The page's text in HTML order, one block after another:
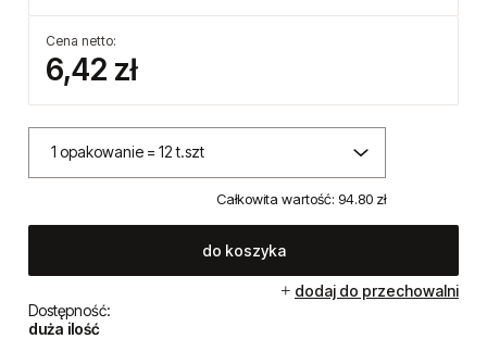
Cena netto:
6,42 zł
Całkowita wartość: 94.80 zł
do koszyka
dodaj do przechowalni
Dostępność:
duża ilość